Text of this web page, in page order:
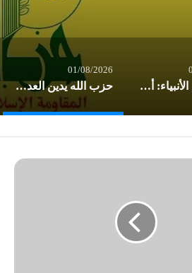
مقر خاتم الأنبياء: أميركا تسير بوتيرة نحو إشعال حرب إقليمية شاملة
01/08/2026
حزب الله يدين العدوان الأميركي على العراق: تداعياته بالغة الخطورة على المنطقة بأسرها